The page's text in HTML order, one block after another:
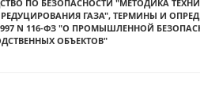
ПО БЕЗОПАСНОСТИ "МЕТОДИКА
ГАЗА", ТЕРМИНЫ И
N 116-ФЗ "О ПРОМЫШЛЕННОЙ
ОБЪЕКТОВ"